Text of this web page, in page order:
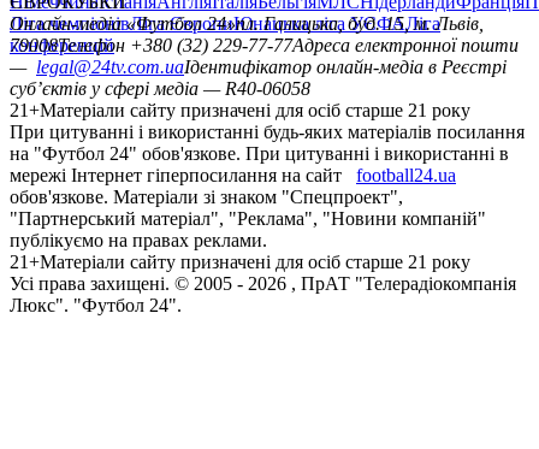
Ліга чемпіонівЛіга ЄвропиЮнацька ліга УЄФАЛіга
конференцій
Онлайн-медіа «Футбол 24»пл. Галицька, буд. 15, м. Львів,
79008Телефон +380 (32) 229-77-77Адреса електронної пошти
— legal@24tv.com.uaІдентифікатор онлайн-медіа в Реєстрі
суб’єктів у сфері медіа — R40-06058
21+Матеріали сайту призначені для осіб старше 21 року
При цитуванні і використанні будь-яких матеріалів посилання
на "Футбол 24" обов'язкове. При цитуванні і використанні в
мережі Інтернет гіперпосилання на сайт
football24.ua
обов'язкове. Матеріали зі знаком "Спецпроект",
"Партнерський матеріал", "Реклама", "Новини компаній"
публікуємо на правах реклами.
21+Матеріали сайту призначені для осіб старше 21 року
Усi права захищенi. © 2005 - 2026 , ПрАТ "Телерадіокомпанія
Люкс". "Футбол 24".